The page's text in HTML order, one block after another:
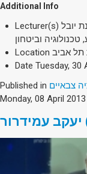
Additional Info
Lecturer(s) יובל
וביטחון
Location תל אביב
Date Tuesday, 30
Published in צבאיים
Monday, 08 April
עמידרור